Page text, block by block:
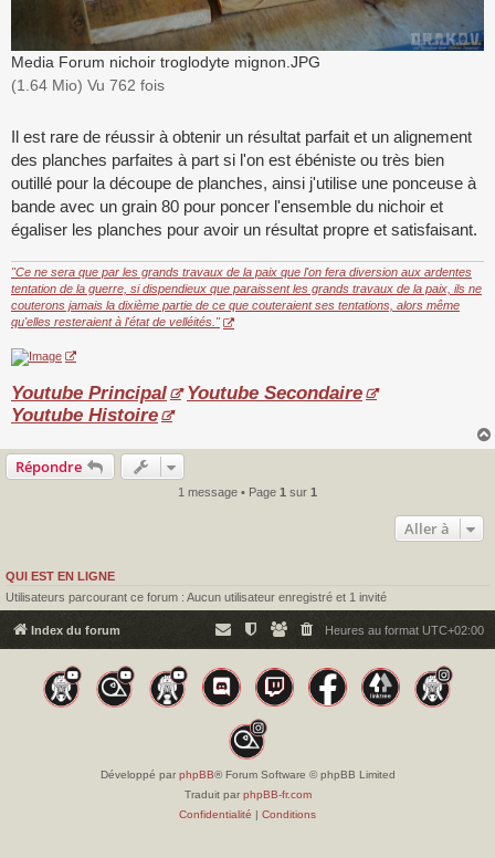
Media Forum nichoir troglodyte mignon.JPG
(1.64 Mio) Vu 762 fois
Il est rare de réussir à obtenir un résultat parfait et un alignement
des planches parfaites à part si l'on est ébéniste ou très bien
outillé pour la découpe de planches, ainsi j'utilise une ponceuse à
bande avec un grain 80 pour poncer l'ensemble du nichoir et
égaliser les planches pour avoir un résultat propre et satisfaisant.
"Ce ne sera que par les grands travaux de la paix que l'on fera diversion aux ardentes
tentation de la guerre, si dispendieux que paraissent les grands travaux de la paix, ils ne
couterons jamais la dixième partie de ce que couteraient ses tentations, alors même
qu'elles resteraient à l'état de velléités."
Youtube Principal
Youtube Secondaire
Youtube Histoire
Répondre
1 message • Page 1 sur 1
Aller à
QUI EST EN LIGNE
Utilisateurs parcourant ce forum : Aucun utilisateur enregistré et 1 invité
Index du forum Heures au format UTC+02:00
Développé par phpBB® Forum Software © phpBB Limited
Traduit par phpBB-fr.com
Confidentialité | Conditions